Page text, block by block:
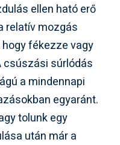
ellen ható erő
relatív mozgás
fékezze vagy
csúszási súrlódás
a mindennapi
egyaránt.
tolunk egy
után már a